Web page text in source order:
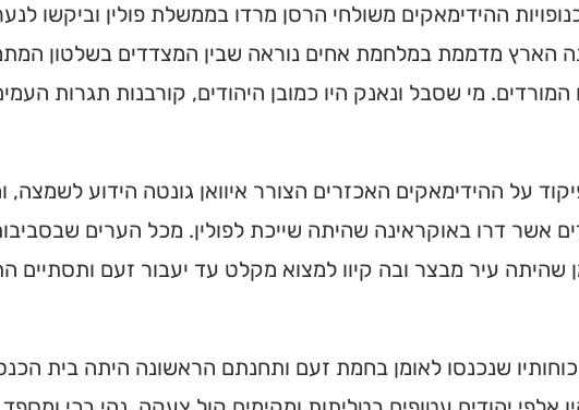
ההידימאקים משולחי הרסן מרדו בממשלת פולין וביקשו
הארץ מדממת במלחמת אחים נוראה שבין המצדדים בשלטון
מי שסבל ונאנק היו כמובן היהודים, קורבנות תגרות
על ההידימאקים האכזרים הצורר איוואן גונטה הידוע לשמצה,
אשר דרו באוקראינה שהיתה שייכת לפולין. מכל הערים
שהיתה עיר מבצר ובה קיוו למצוא מקלט עד יעבור זעם ותסתיים
כוחותיו שנכנסו לאומן בחמת זעם ותחנתם הראשונה היתה בית